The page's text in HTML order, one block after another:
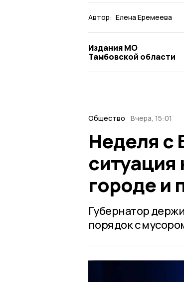
Автор: Елена Еремеева
Издания МО
Тамбовской области
Общество Вчера, 15:01
Неделя с
городе и
Губернатор
порядок с